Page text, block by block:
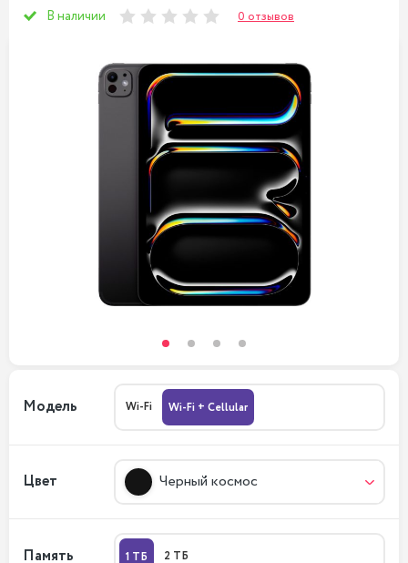
В наличии 0 отзывов
Модель Wi-Fi Wi-Fi + Cellular
Цвет Черный космос
Память 1 ТБ 2 ТБ